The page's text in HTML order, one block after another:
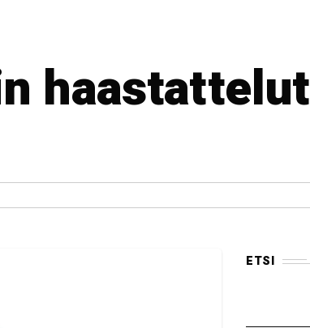
haastattelut
ETSI